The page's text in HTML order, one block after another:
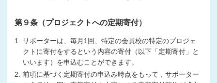
第９条（プロジェクトへの定期寄付）
1.
サポーターは、毎月1回、特定の会員校の特定のプロジェ
クトに寄付をするという内容の寄付（以下「定期寄付」と
いいます）を申込むことができます。
2.
前項に基づく定期寄付の申込み時点をもって，サポーター